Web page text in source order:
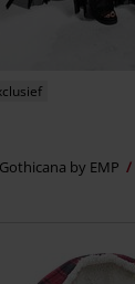
Gothicana by EMP